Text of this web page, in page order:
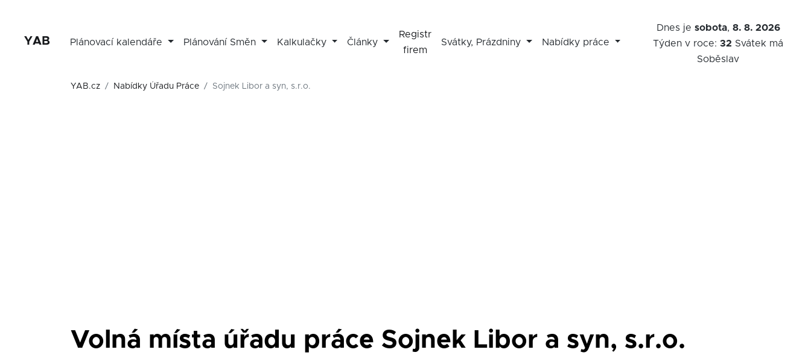
YAB Plánovací kalendáře Plánování Směn Kalkulačky Články
Registr
firem
Svátky, Prázdniny Nabídky práce
Dnes je sobota, 8. 8. 2026
Týden v roce:32 Svátek má
Soběslav
YAB.cz Nabídky Úřadu Práce Sojnek Libor a syn, s.r.o.
Volná místa úřadu práce Sojnek Libor a syn, s.r.o.